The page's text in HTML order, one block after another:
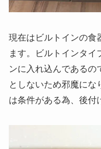
現在はビルトインの食
ます。ビルトインタ
ンに入れ込んであるの
としないため邪魔にな
は条件がある為、後付